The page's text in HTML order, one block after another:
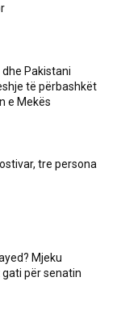
Pakistani
të përbashkët
e Mekës
tre persona
Mjeku
për senatin